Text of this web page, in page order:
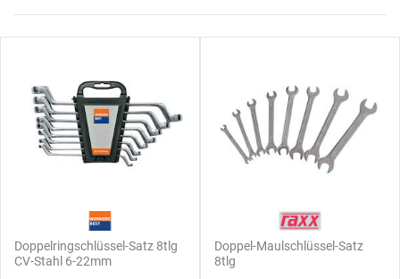
Doppelringschlüssel-Satz 8tlg
CV-Stahl 6-22mm
Doppel-Maulschlüssel-Satz
8tlg